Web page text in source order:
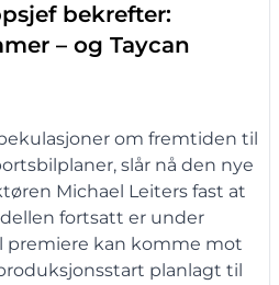
bekrefter:
– og Taycan
om fremtiden til
slår nå den nye
Michael Leiters fast at
fortsatt er under
premiere kan komme mot
planlagt til